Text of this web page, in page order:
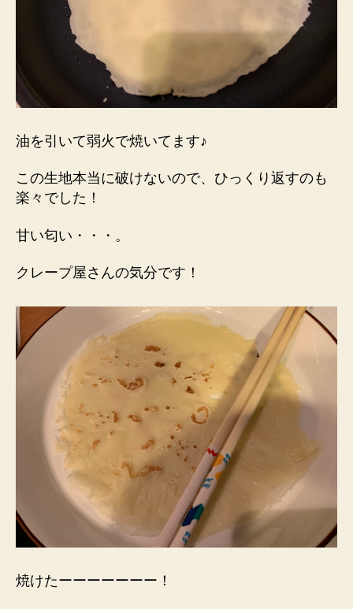
油を引いて弱火で焼いてます♪
この生地本当に破けないので、ひっくり返すのも
楽々でした！
甘い匂い・・・。
クレープ屋さんの気分です！
焼けたーーーーーーー！